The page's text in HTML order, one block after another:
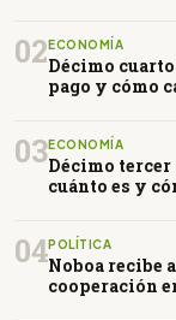
02 ECONOMÍA
Décimo
pago y cómo
03ECONOMÍA
Décimo tercer
cuánto es y
04POLÍTICA
Noboa recibe
cooperación